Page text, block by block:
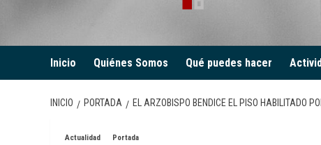
Inicio Quiénes Somos Qué puedes hacer
INICIO PORTADA EL ARZOBISPO BENDICE EL PISO HABILITADO
Actualidad Portada